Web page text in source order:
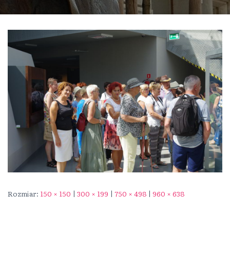
Rozmiar: 150 × 150 | 300 × 199 | 750 × 498 | 960 × 638